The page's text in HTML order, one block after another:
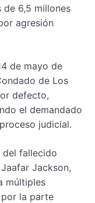
de 6,5 millones
agresión
de mayo de
de Los
defecto,
el demandado
judicial.
del fallecido
Jackson,
múltiples
la parte